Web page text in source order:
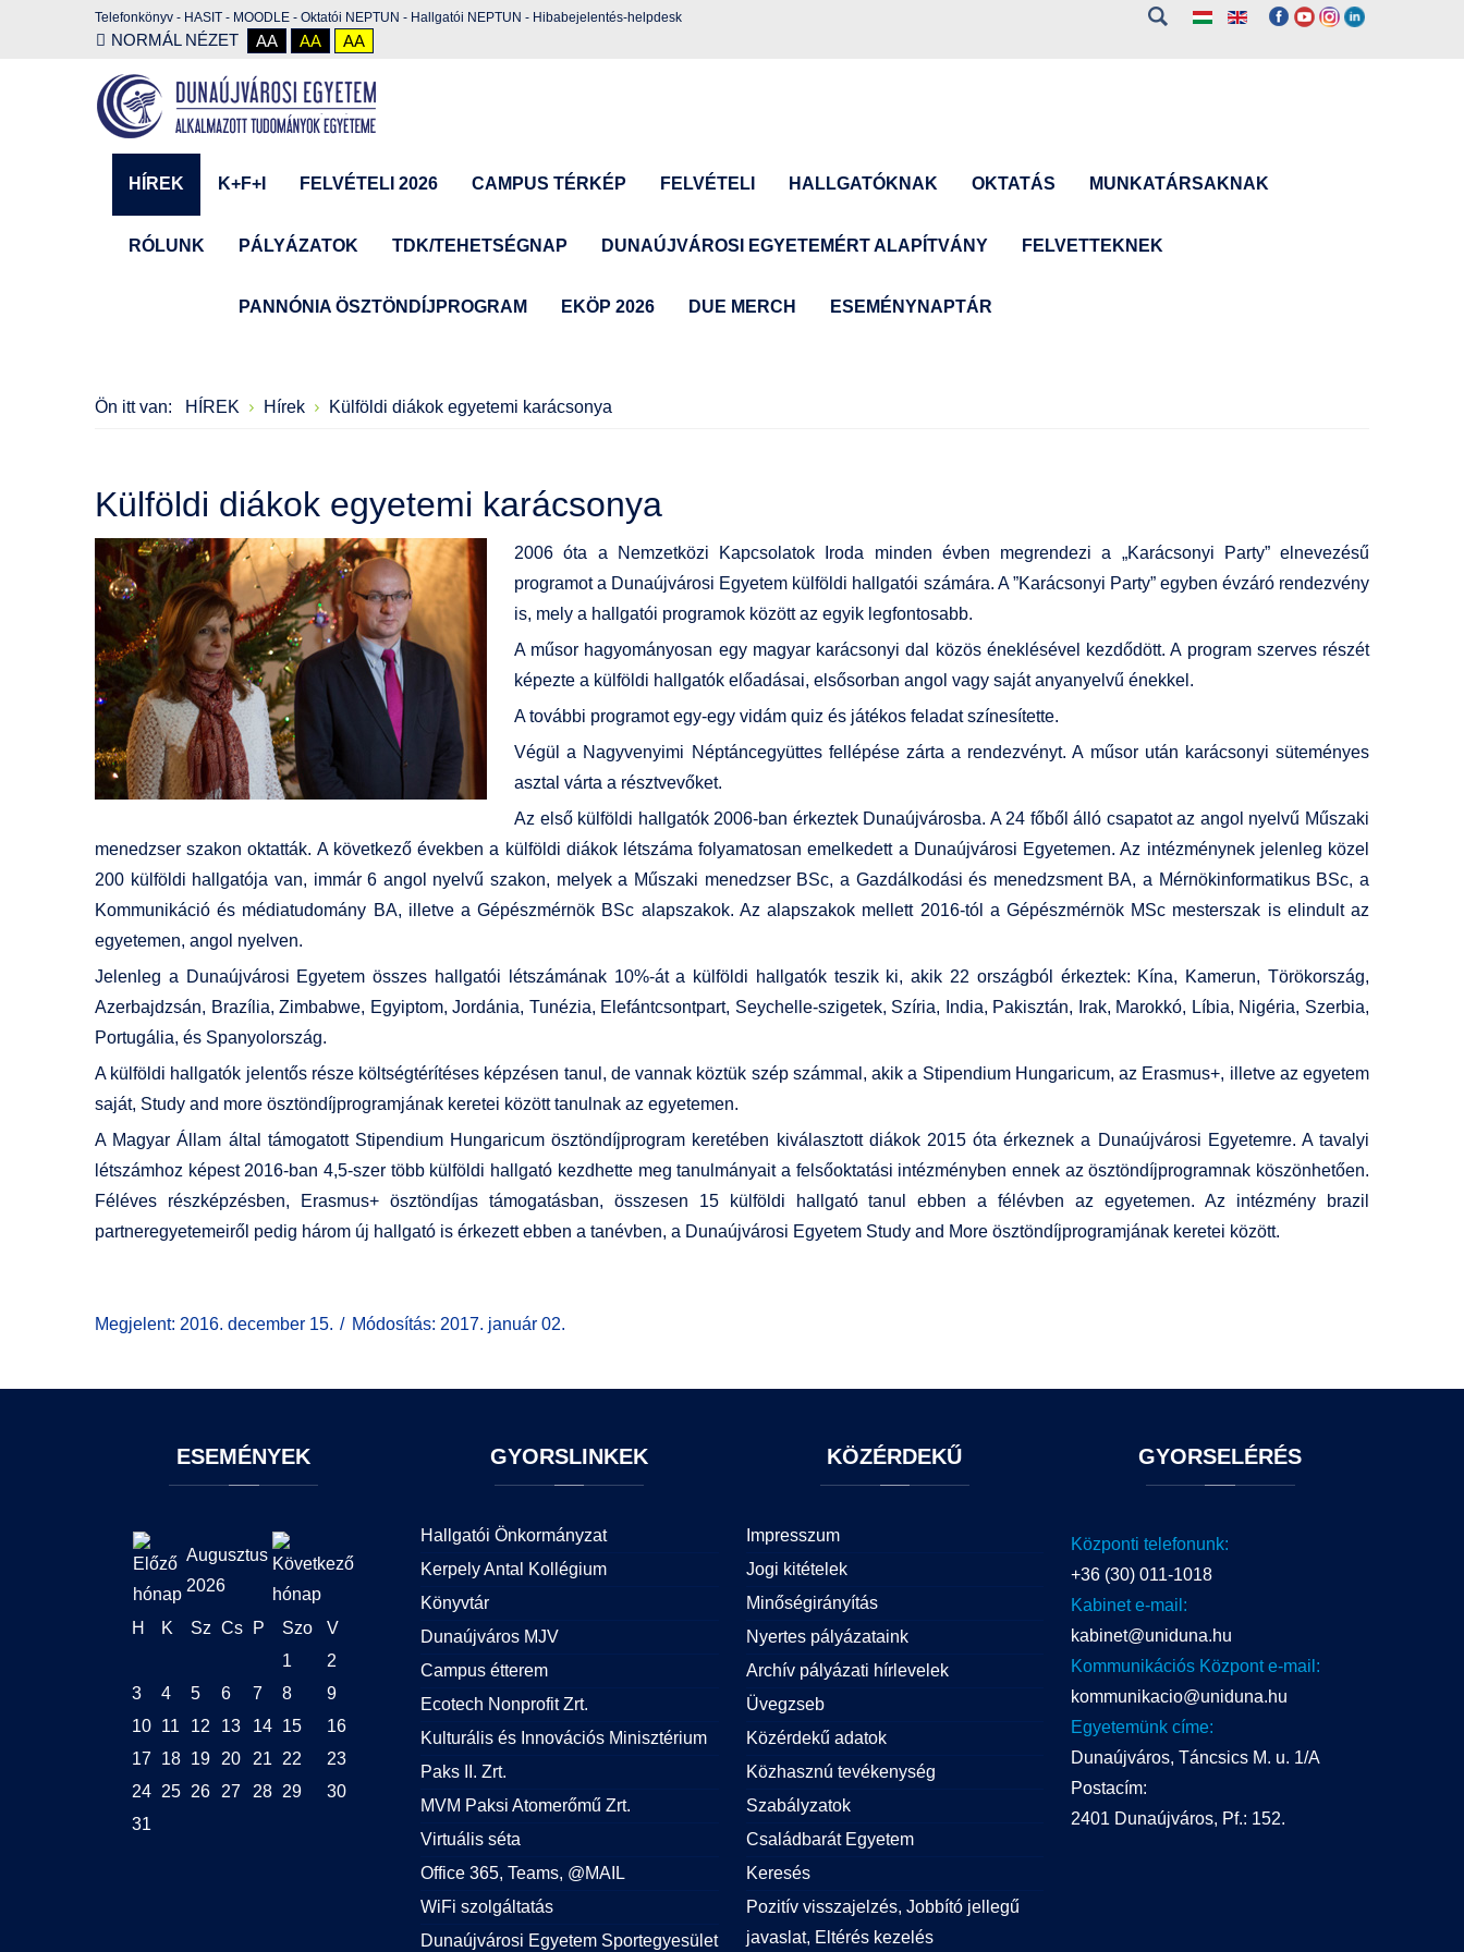
Telefonkönyv - HASIT - MOODLE - Oktatói NEPTUN - Hallgatói NEPTUN - Hibabejelentés-helpdesk
NORMÁL NÉZET AA AA AA
HÍREK K+F+I FELVÉTELI 2026 CAMPUS TÉRKÉP FELVÉTELI HALLGATÓKNAK OKTATÁS MUNKATÁRSAKNAK
RÓLUNK PÁLYÁZATOK TDK/TEHETSÉGNAP DUNAÚJVÁROSI EGYETEMÉRT ALAPÍTVÁNY FELVETTEKNEK
PANNÓNIA ÖSZTÖNDÍJPROGRAM EKÖP 2026 DUE MERCH ESEMÉNYNAPTÁR
Ön itt van: HÍREK Hírek Külföldi diákok egyetemi karácsonya
Külföldi diákok egyetemi karácsonya
2006 óta a Nemzetközi Kapcsolatok Iroda minden évben megrendezi a „Karácsonyi Party” elnevezésű
programot a Dunaújvárosi Egyetem külföldi hallgatói számára. A ”Karácsonyi Party” egyben évzáró rendezvény
is, mely a hallgatói programok között az egyik legfontosabb.
A műsor hagyományosan egy magyar karácsonyi dal közös éneklésével kezdődött. A program szerves részét
képezte a külföldi hallgatók előadásai, elsősorban angol vagy saját anyanyelvű énekkel.
A további programot egy-egy vidám quiz és játékos feladat színesítette.
Végül a Nagyvenyimi Néptáncegyüttes fellépése zárta a rendezvényt. A műsor után karácsonyi süteményes
asztal várta a résztvevőket.
Az első külföldi hallgatók 2006-ban érkeztek Dunaújvárosba. A 24 főből álló csapatot az angol nyelvű Műszaki
menedzser szakon oktatták. A következő években a külföldi diákok létszáma folyamatosan emelkedett a Dunaújvárosi Egyetemen. Az intézménynek jelenleg közel
200 külföldi hallgatója van, immár 6 angol nyelvű szakon, melyek a Műszaki menedzser BSc, a Gazdálkodási és menedzsment BA, a Mérnökinformatikus BSc, a
Kommunikáció és médiatudomány BA, illetve a Gépészmérnök BSc alapszakok. Az alapszakok mellett 2016-tól a Gépészmérnök MSc mesterszak is elindult az
egyetemen, angol nyelven.
Jelenleg a Dunaújvárosi Egyetem összes hallgatói létszámának 10%-át a külföldi hallgatók teszik ki, akik 22 országból érkeztek: Kína, Kamerun, Törökország,
Azerbajdzsán, Brazília, Zimbabwe, Egyiptom, Jordánia, Tunézia, Elefántcsontpart, Seychelle-szigetek, Szíria, India, Pakisztán, Irak, Marokkó, Líbia, Nigéria, Szerbia,
Portugália, és Spanyolország.
A külföldi hallgatók jelentős része költségtérítéses képzésen tanul, de vannak köztük szép számmal, akik a Stipendium Hungaricum, az Erasmus+, illetve az egyetem
saját, Study and more ösztöndíjprogramjának keretei között tanulnak az egyetemen.
A Magyar Állam által támogatott Stipendium Hungaricum ösztöndíjprogram keretében kiválasztott diákok 2015 óta érkeznek a Dunaújvárosi Egyetemre. A tavalyi
létszámhoz képest 2016-ban 4,5-szer több külföldi hallgató kezdhette meg tanulmányait a felsőoktatási intézményben ennek az ösztöndíjprogramnak köszönhetően.
Féléves részképzésben, Erasmus+ ösztöndíjas támogatásban, összesen 15 külföldi hallgató tanul ebben a félévben az egyetemen. Az intézmény brazil
partneregyetemeiről pedig három új hallgató is érkezett ebben a tanévben, a Dunaújvárosi Egyetem Study and More ösztöndíjprogramjának keretei között.
Megjelent: 2016. december 15. Módosítás: 2017. január 02.
ESEMÉNYEK
Augusztus
2026
H K Sz Cs P Szo
V
1
2
3
4 5 6 7 8
9
10 11 12 13 14 15
16
17 18 19 20 21 22
23
24 25 26 27 28 29
30
31
GYORSLINKEK
Hallgatói Önkormányzat
Kerpely Antal Kollégium
Könyvtár
Dunaújváros MJV
Campus étterem
Ecotech Nonprofit Zrt.
Kulturális és Innovációs Minisztérium
Paks II. Zrt.
MVM Paksi Atomerőmű Zrt.
Virtuális séta
Office 365, Teams, @MAIL
WiFi szolgáltatás
Dunaújvárosi Egyetem Sportegyesület
KÖZÉRDEKŰ
Impresszum
Jogi kitételek
Minőségirányítás
Nyertes pályázataink
Archív pályázati hírlevelek
Üvegzseb
Közérdekű adatok
Közhasznú tevékenység
Szabályzatok
Családbarát Egyetem
Keresés
Pozitív visszajelzés, Jobbító jellegű
javaslat, Eltérés kezelés
GYORSELÉRÉS
Központi telefonunk:
+36 (30) 011-1018
Kabinet e-mail:
kabinet@uniduna.hu
Kommunikációs Központ e-mail:
kommunikacio@uniduna.hu
Egyetemünk címe:
Dunaújváros, Táncsics M. u. 1/A
Postacím:
2401 Dunaújváros, Pf.: 152.